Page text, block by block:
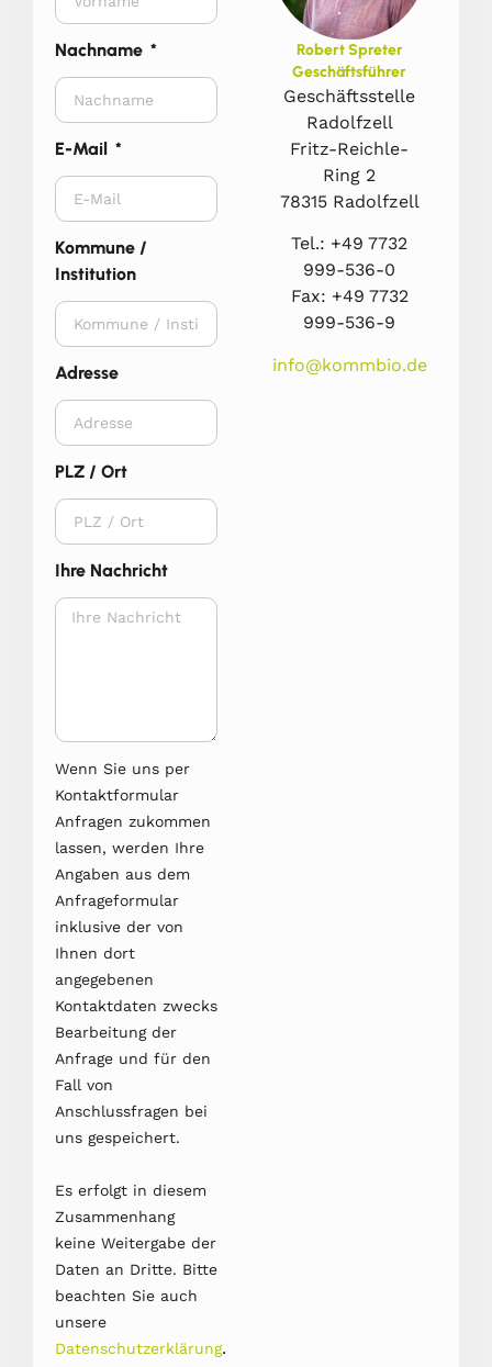
Nachname
E-Mail
Kommune /
Institution
Adresse
PLZ / Ort
Ihre Nachricht
Wenn Sie uns per
Kontaktformular
Anfragen zukommen
lassen, werden Ihre
Angaben aus dem
Anfrageformular
inklusive der von
Ihnen dort
angegebenen
Kontaktdaten zwecks
Bearbeitung der
Anfrage und für den
Fall von
Anschlussfragen bei
uns gespeichert.
Es erfolgt in diesem
Zusammenhang
keine Weitergabe der
Daten an Dritte. Bitte
beachten Sie auch
unsere
Datenschutzerklärung.
Robert Spreter
Geschäftsführer
Geschäftsstelle
Radolfzell
Fritz-Reichle-
Ring 2
78315 Radolfzell
Tel.: +49 7732
999-536-0
Fax: +49 7732
999-536-9
info@kommbio.de